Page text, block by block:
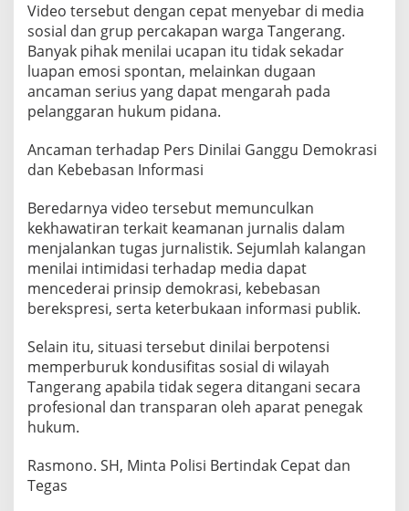
Video tersebut dengan cepat menyebar di media
sosial dan grup percakapan warga Tangerang.
Banyak pihak menilai ucapan itu tidak sekadar
luapan emosi spontan, melainkan dugaan
ancaman serius yang dapat mengarah pada
pelanggaran hukum pidana.
Ancaman terhadap Pers Dinilai Ganggu Demokrasi
dan Kebebasan Informasi
Beredarnya video tersebut memunculkan
kekhawatiran terkait keamanan jurnalis dalam
menjalankan tugas jurnalistik. Sejumlah kalangan
menilai intimidasi terhadap media dapat
mencederai prinsip demokrasi, kebebasan
berekspresi, serta keterbukaan informasi publik.
Selain itu, situasi tersebut dinilai berpotensi
memperburuk kondusifitas sosial di wilayah
Tangerang apabila tidak segera ditangani secara
profesional dan transparan oleh aparat penegak
hukum.
Rasmono. SH, Minta Polisi Bertindak Cepat dan
Tegas